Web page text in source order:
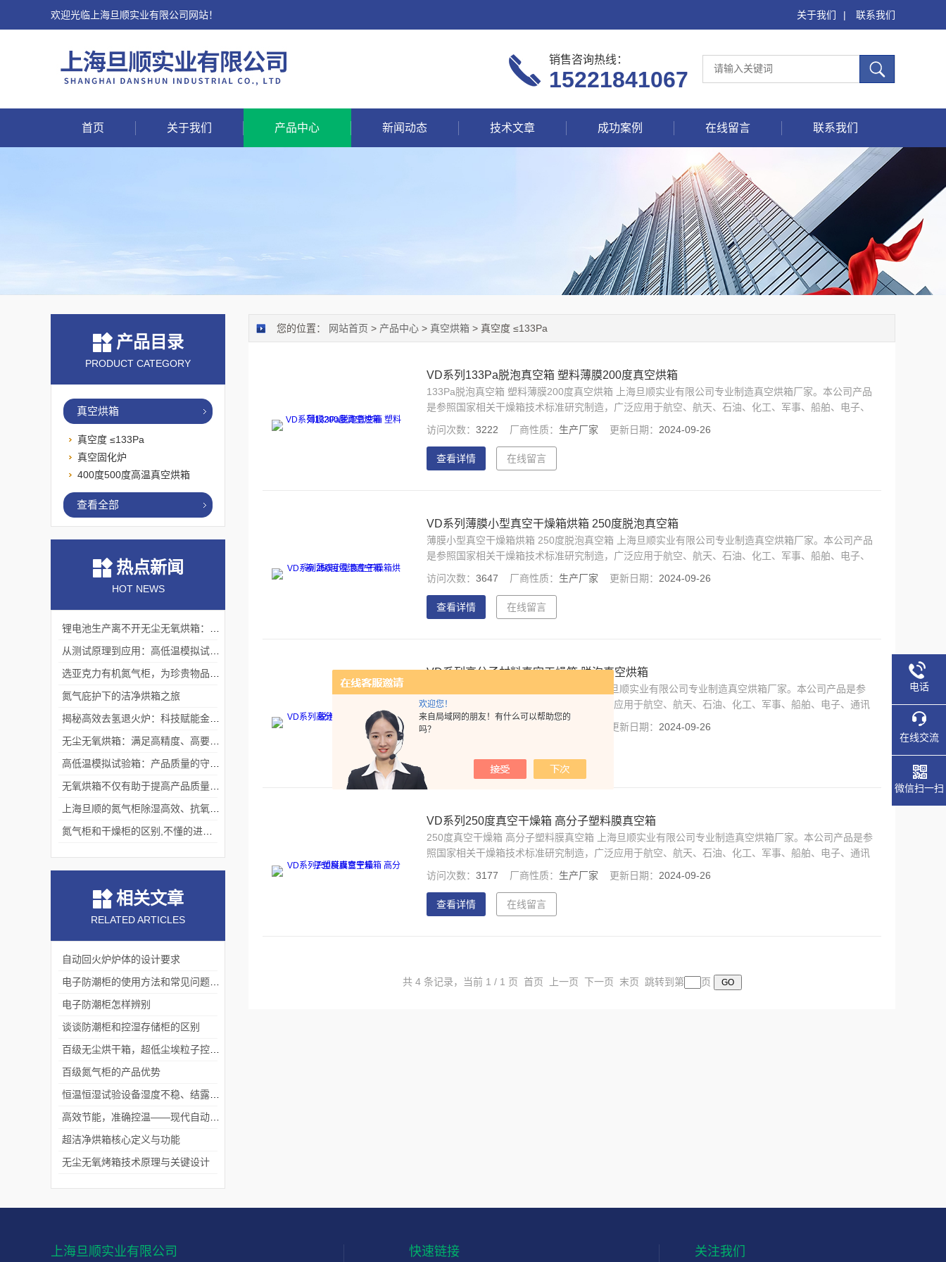
欢迎您！
来自局域网的朋友！有什么可以帮助您的
吗？
欢迎光临上海旦顺实业有限公司网站！ 关于我们 | 联系我们
销售咨询热线：
15221841067
首页 关于我们 产品中心 新闻动态 技术文章 成功案例 在线留言 联系我们
产品目录
PRODUCT CATEGORY
真空烘箱
真空度 ≤133Pa
真空固化炉
400度500度高温真空烘箱
查看全部
热点新闻
HOT NEWS
氮气庇护下的洁净烘箱之旅
相关文章
RELATED ARTICLES
自动回火炉炉体的设计要求
电子防潮柜怎样辨别
谈谈防潮柜和控湿存储柜的区别
百级氮气柜的产品优势
超洁净烘箱核心定义与功能
无尘无氧烤箱技术原理与关键设计
您的位置： 网站首页 > 产品中心 > 真空烘箱 > 真空度 ≤133Pa
VD系列133Pa脱泡真空箱 塑料薄膜200度真空烘箱
133Pa脱泡真空箱 塑料薄膜200度真空烘箱 上海旦顺实业有限公司专业制造真空烘箱厂家。本公司产品
是参照国家相关干燥箱技术标准研究制造，广泛应用于航空、航天、石油、化工、军事、船舶、电子、
通讯等科研及生产单位，主要用于物品的干燥、烘培、热处理、消毒、保温等试验。
访问次数：3222 厂商性质： 生产厂家 更新日期： 2024-09-26
查看详情 在线留言
VD系列薄膜小型真空干燥箱烘箱 250度脱泡真空箱
薄膜小型真空干燥箱烘箱 250度脱泡真空箱 上海旦顺实业有限公司专业制造真空烘箱厂家。本公司产品
是参照国家相关干燥箱技术标准研究制造，广泛应用于航空、航天、石油、化工、军事、船舶、电子、
通讯等科研及生产单位，主要用于物品的干燥、烘培、热处理、消毒、保温等试验。
访问次数：3647 厂商性质： 生产厂家 更新日期： 2024-09-26
查看详情 在线留言
VD系列高分子材料真空干燥箱 脱泡真空烘箱
高分子材料真空干燥箱 脱泡真空烘箱 上海旦顺实业有限公司专业制造真空烘箱厂家。本公司产品是参
照国家相关干燥箱技术标准研究制造，广泛应用于航空、航天、石油、化工、军事、船舶、电子、通讯
等科研及生产单位，主要用于物品的干燥、烘培、热处理、消毒、保温等试验。
访问次数： 更新日期： 2024-09-26
VD系列250度真空干燥箱 高分子塑料膜真空箱
250度真空干燥箱 高分子塑料膜真空箱 上海旦顺实业有限公司专业制造真空烘箱厂家。本公司产品是参
照国家相关干燥箱技术标准研究制造，广泛应用于航空、航天、石油、化工、军事、船舶、电子、通讯
等科研及生产单位，主要用于物品的干燥、烘培、热处理、消毒、保温等试验。
访问次数：3177 厂商性质： 生产厂家 更新日期： 2024-09-26
查看详情 在线留言
共 4 条记录，当前 1 / 1 页 首页 上一页 下一页 末页 跳转到第 页
上海旦顺实业有限公司 快速链接 关注我们
电话
在线交流
微信扫一扫